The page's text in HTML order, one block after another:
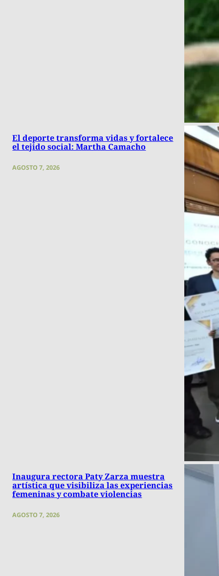
El deporte transforma vidas y fortalece
el tejido social: Martha Camacho
AGOSTO 7, 2026
Inaugura rectora Paty Zarza muestra
artística que visibiliza las experiencias
femeninas y combate violencias
AGOSTO 7, 2026